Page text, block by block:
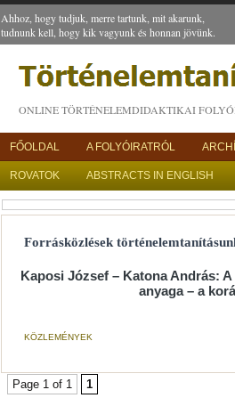
Ahhoz, hogy tudjuk, merre tartunk, mit akarunk,
tudnunk kell, hogy kik vagyunk és honnan jövünk.
ONLINE TÖRTÉNELEMDIDAKTIKAI
FŐOLDAL A FOLYÓIRATRÓL
ROVATOK ABSTRACTS IN ENGLISH
Forrásközlések
Kaposi József – Katona András:
anyaga – a
KÖZLEMÉNYEK
Page 1 of 1 1